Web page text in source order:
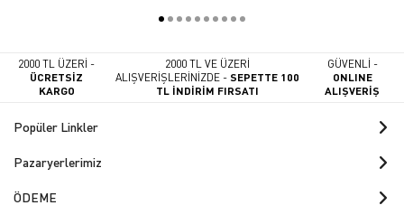
2000 TL ÜZERİ -
ÜCRETSİZ
KARGO
2000 TL VE ÜZERİ
ALIŞVERİŞLERİNİZDE -SEPETTE 100
TL İNDİRİM FIRSATI
GÜVENLİ -
ONLINE
ALIŞVERİŞ
Popüler Linkler
Pazaryerlerimiz
ÖDEME